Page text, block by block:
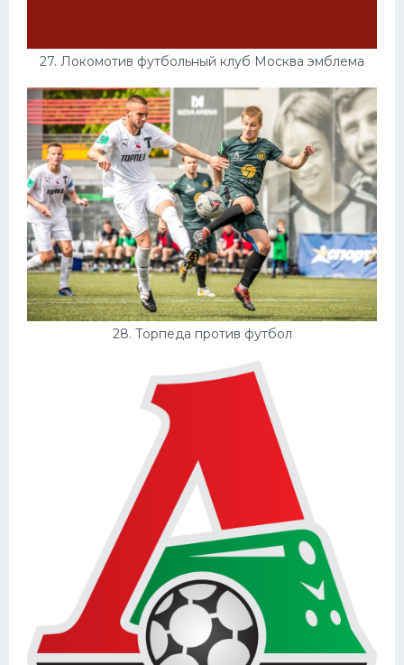
27. Локомотив футбольный клуб Москва эмблема
28. Торпеда против футбол